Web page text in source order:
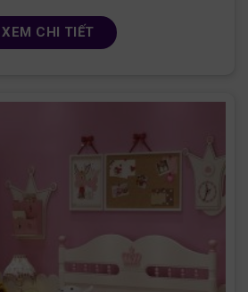
XEM CHI TIẾT